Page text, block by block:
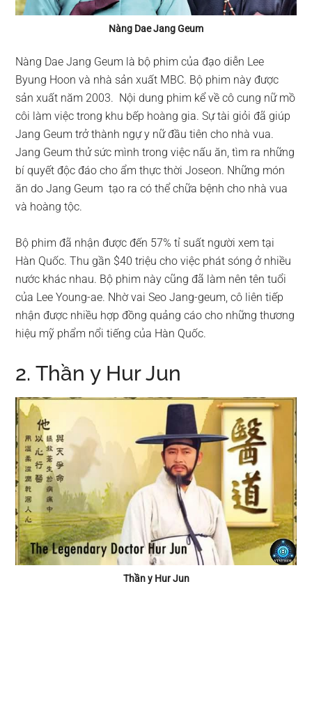
Nàng Dae Jang Geum
Nàng Dae Jang Geum là bộ phim của đạo diễn Lee
Byung Hoon và nhà sản xuất MBC. Bộ phim này được
sản xuất năm 2003. Nội dung phim kể về cô cung nữ mồ
côi làm việc trong khu bếp hoàng gia. Sự tài giỏi đã giúp
Jang Geum trở thành ngự y nữ đầu tiên cho nhà vua.
Jang Geum thử sức mình trong việc nấu ăn, tìm ra những
bí quyết độc đáo cho ẩm thực thời Joseon. Những món
ăn do Jang Geum tạo ra có thể chữa bệnh cho nhà vua
và hoàng tộc.
Bộ phim đã nhận được đến 57% tỉ suất người xem tại
Hàn Quốc. Thu gần $40 triệu cho việc phát sóng ở nhiều
nước khác nhau. Bộ phim này cũng đã làm nên tên tuổi
của Lee Young-ae. Nhờ vai Seo Jang-geum, cô liên tiếp
nhận được nhiều hợp đồng quảng cáo cho những thương
hiệu mỹ phẩm nổi tiếng của Hàn Quốc.
2. Thần y Hur Jun
Thần y Hur Jun